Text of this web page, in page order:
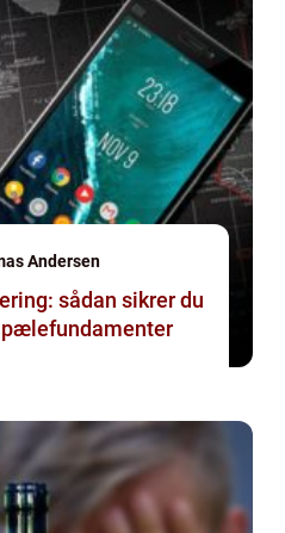
Andersen
sådan sikrer du